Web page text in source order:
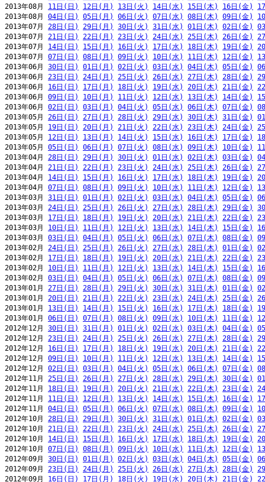
2013年08月 11日(日) 12日(月) 13日(火) 14日(水) 15日(木) 16日(金)
2013年08月 04日(日) 05日(月) 06日(火) 07日(水) 08日(木) 09日(金)
2013年07月 28日(日) 29日(月) 30日(火) 31日(水) 01日(木) 02日(金)
2013年07月 21日(日) 22日(月) 23日(火) 24日(水) 25日(木) 26日(金)
2013年07月 14日(日) 15日(月) 16日(火) 17日(水) 18日(木) 19日(金)
2013年07月 07日(日) 08日(月) 09日(火) 10日(水) 11日(木) 12日(金)
2013年06月 30日(日) 01日(月) 02日(火) 03日(水) 04日(木) 05日(金)
2013年06月 23日(日) 24日(月) 25日(火) 26日(水) 27日(木) 28日(金)
2013年06月 16日(日) 17日(月) 18日(火) 19日(水) 20日(木) 21日(金)
2013年06月 09日(日) 10日(月) 11日(火) 12日(水) 13日(木) 14日(金)
2013年06月 02日(日) 03日(月) 04日(火) 05日(水) 06日(木) 07日(金)
2013年05月 26日(日) 27日(月) 28日(火) 29日(水) 30日(木) 31日(金)
2013年05月 19日(日) 20日(月) 21日(火) 22日(水) 23日(木) 24日(金)
2013年05月 12日(日) 13日(月) 14日(火) 15日(水) 16日(木) 17日(金)
2013年05月 05日(日) 06日(月) 07日(火) 08日(水) 09日(木) 10日(金)
2013年04月 28日(日) 29日(月) 30日(火) 01日(水) 02日(木) 03日(金)
2013年04月 21日(日) 22日(月) 23日(火) 24日(水) 25日(木) 26日(金)
2013年04月 14日(日) 15日(月) 16日(火) 17日(水) 18日(木) 19日(金)
2013年04月 07日(日) 08日(月) 09日(火) 10日(水) 11日(木) 12日(金)
2013年03月 31日(日) 01日(月) 02日(火) 03日(水) 04日(木) 05日(金)
2013年03月 24日(日) 25日(月) 26日(火) 27日(水) 28日(木) 29日(金)
2013年03月 17日(日) 18日(月) 19日(火) 20日(水) 21日(木) 22日(金)
2013年03月 10日(日) 11日(月) 12日(火) 13日(水) 14日(木) 15日(金)
2013年03月 03日(日) 04日(月) 05日(火) 06日(水) 07日(木) 08日(金)
2013年02月 24日(日) 25日(月) 26日(火) 27日(水) 28日(木) 01日(金)
2013年02月 17日(日) 18日(月) 19日(火) 20日(水) 21日(木) 22日(金)
2013年02月 10日(日) 11日(月) 12日(火) 13日(水) 14日(木) 15日(金)
2013年02月 03日(日) 04日(月) 05日(火) 06日(水) 07日(木) 08日(金)
2013年01月 27日(日) 28日(月) 29日(火) 30日(水) 31日(木) 01日(金)
2013年01月 20日(日) 21日(月) 22日(火) 23日(水) 24日(木) 25日(金)
2013年01月 13日(日) 14日(月) 15日(火) 16日(水) 17日(木) 18日(金)
2013年01月 06日(日) 07日(月) 08日(火) 09日(水) 10日(木) 11日(金)
2012年12月 30日(日) 31日(月) 01日(火) 02日(水) 03日(木) 04日(金)
2012年12月 23日(日) 24日(月) 25日(火) 26日(水) 27日(木) 28日(金)
2012年12月 16日(日) 17日(月) 18日(火) 19日(水) 20日(木) 21日(金)
2012年12月 09日(日) 10日(月) 11日(火) 12日(水) 13日(木) 14日(金)
2012年12月 02日(日) 03日(月) 04日(火) 05日(水) 06日(木) 07日(金)
2012年11月 25日(日) 26日(月) 27日(火) 28日(水) 29日(木) 30日(金)
2012年11月 18日(日) 19日(月) 20日(火) 21日(水) 22日(木) 23日(金)
2012年11月 11日(日) 12日(月) 13日(火) 14日(水) 15日(木) 16日(金)
2012年11月 04日(日) 05日(月) 06日(火) 07日(水) 08日(木) 09日(金)
2012年10月 28日(日) 29日(月) 30日(火) 31日(水) 01日(木) 02日(金)
2012年10月 21日(日) 22日(月) 23日(火) 24日(水) 25日(木) 26日(金)
2012年10月 14日(日) 15日(月) 16日(火) 17日(水) 18日(木) 19日(金)
2012年10月 07日(日) 08日(月) 09日(火) 10日(水) 11日(木) 12日(金)
2012年09月 30日(日) 01日(月) 02日(火) 03日(水) 04日(木) 05日(金)
2012年09月 23日(日) 24日(月) 25日(火) 26日(水) 27日(木) 28日(金)
2012年09月 16日(日) 17日(月) 18日(火) 19日(水) 20日(木) 21日(金)